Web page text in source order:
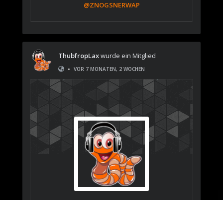
@ZNOGSNERWAP
ThubfropLaxwurde ein Mitglied
• VOR 7 MONATEN, 2 WOCHEN